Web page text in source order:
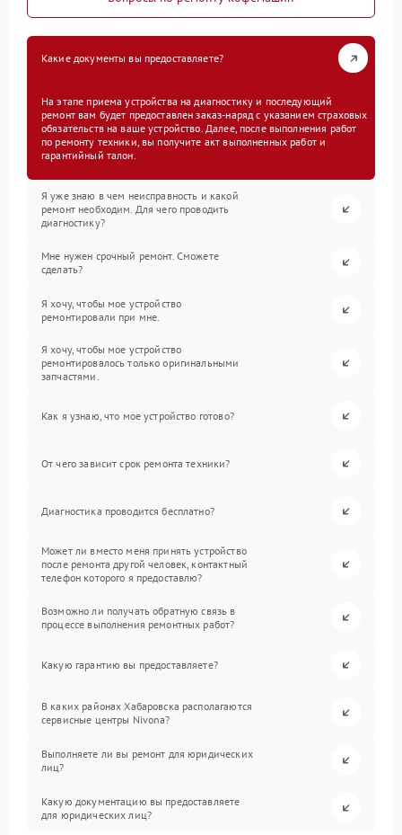
Какие документы вы предоставляете?
На этапе приема устройства на диагностику и последующий
ремонт вам будет предоставлен заказ-наряд с указанием страховых
обязательств на ваше устройство. Далее, после выполнения работ
по ремонту техники, вы получите акт выполненных работ и
гарантийный талон.
Я уже знаю в чем неисправность и какой
ремонт необходим. Для чего проводить
диагностику?
Мне нужен срочный ремонт. Сможете
сделать?
Я хочу, чтобы мое устройство
ремонтировали при мне.
Я хочу, чтобы мое устройство
ремонтировалось только оригинальными
запчастями.
Как я узнаю, что мое устройство готово?
От чего зависит срок ремонта техники?
Диагностика проводится бесплатно?
Может ли вместо меня принять устройство
после ремонта другой человек, контактный
телефон которого я предоставлю?
Возможно ли получать обратную связь в
процессе выполнения ремонтных работ?
Какую гарантию вы предоставляете?
В каких районах Хабаровска располагаются
сервисные центры Nivona?
Выполняете ли вы ремонт для юридических
лиц?
Какую документацию вы предоставляете
для юридических лиц?